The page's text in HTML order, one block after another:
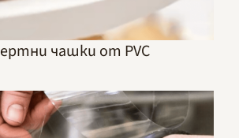
чашки от PVC